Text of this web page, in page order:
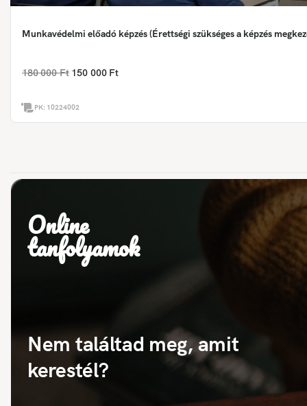
Munkavédelmi előadó képzés (Érettségi szükséges a képzés
180 000 Ft 150 000 Ft
PK: 10224002
Online
tanfolyamok
Nem találtad meg, amit
kerestél?